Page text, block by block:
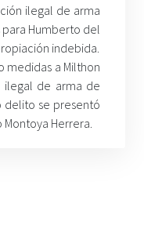
ilegal de arma
Humberto del
indebida.
medidas a Milthon
ilegal de arma de
delito se presentó
Herrera.